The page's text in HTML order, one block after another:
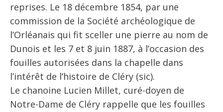
reprises. Le 18 décembre 1854, par une
commission de la Société archéologique de
l’Orléanais qui fit sceller une pierre au nom de
Dunois et les 7 et 8 juin 1887, à l’occasion des
fouilles autorisées dans la chapelle dans
l’intérêt de l’histoire de Cléry (sic).
Le chanoine Lucien Millet, curé-doyen de
Notre-Dame de Cléry rappelle que les fouilles